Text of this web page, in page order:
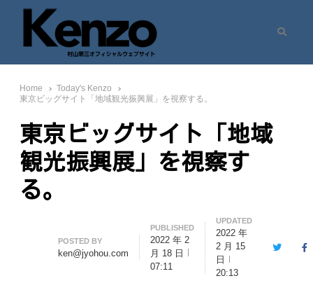
七転八起 – 村山憲三 Official Site
村山憲三ウェブサイト
Home
Today's Kenzo
東京ビッグサイト「地域観光振興展」を視察する。
東京ビッグサイト「地域
観光振興展」を視察す
る。
Author
POSTED BY
ken@jyohou.com
PUBLISHED
2022 年 2
月 18 日
07:11
UPDATED
2022 年
2 月 15
日
20:13
Twitter